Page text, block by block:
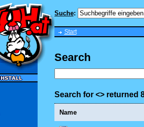
Suche:
Start
Search
Search for <> returned
Name